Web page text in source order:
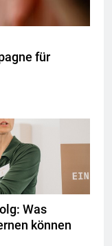
für
Was
können